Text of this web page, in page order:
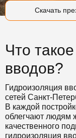
Скачать
Что
вводов?
Гидроизоляция
сетей Санкт-
В каждой
облегчают людям
качественного
гидроизоляция